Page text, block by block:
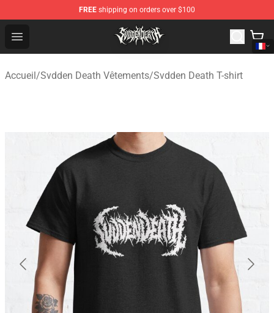
FREE shipping on orders over $100
Open menu
Svdden Death Shop - Official Svdden Death
Accueil/Svdden Death Vêtements/Svdden Death T-shirt